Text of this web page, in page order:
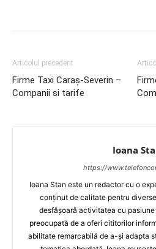
Articolul precedent
Firme Taxi Caraș-Severin –
Companii si tarife
Ioana
https://
Ioana Stan este un redactor cu o
conținut de calitate pentru
desfășoară activitatea cu
preocupată de a oferi cititorilor
abilitate remarcabilă de a-și adapta